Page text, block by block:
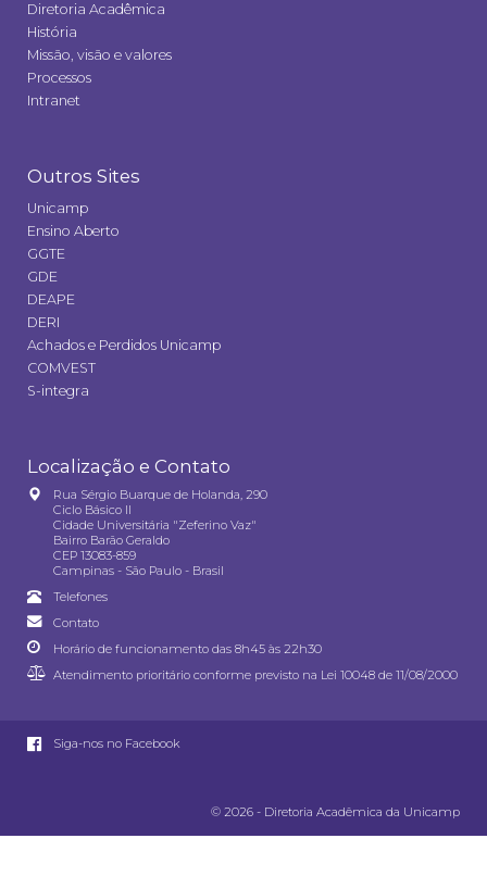
Diretoria Acadêmica
História
Missão, visão e valores
Processos
Intranet
Outros Sites
Unicamp
Ensino Aberto
GGTE
GDE
DEAPE
DERI
Achados e Perdidos Unicamp
COMVEST
S-integra
Localização e Contato
Rua Sérgio Buarque de Holanda, 290
Ciclo Básico II
Cidade Universitária "Zeferino Vaz"
Bairro Barão Geraldo
CEP 13083-859
Campinas - São Paulo - Brasil
Telefones
Contato
Horário de funcionamento das 8h45 às 22h30
Atendimento prioritário conforme previsto na Lei 10048 de 11/08/2000
Siga-nos no Facebook
© 2026 - Diretoria Acadêmica da Unicamp